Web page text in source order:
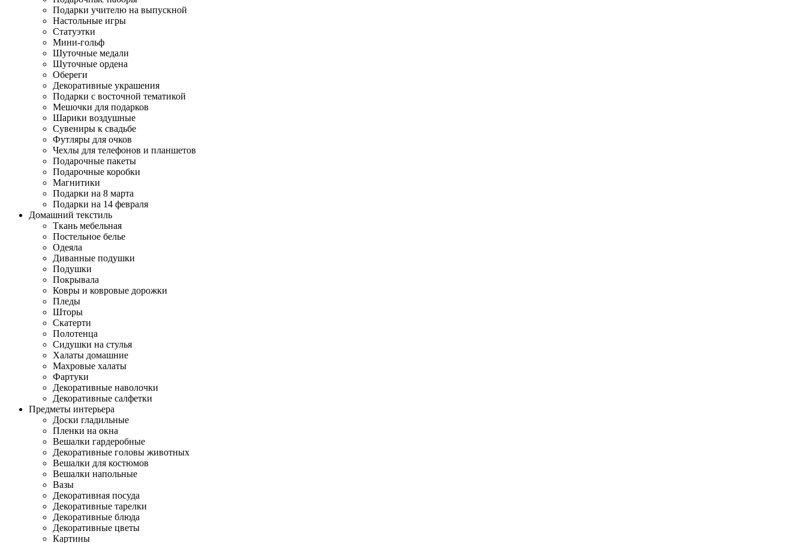
Подарки учителю на выпускной
Настольные игры
Статуэтки
Мини-гольф
Шуточные медали
Шуточные ордена
Обереги
Декоративные украшения
Подарки с восточной тематикой
Мешочки для подарков
Шарики воздушные
Сувениры к свадьбе
Футляры для очков
Чехлы для телефонов и планшетов
Подарочные пакеты
Подарочные коробки
Магнитики
Подарки на 8 марта
Подарки на 14 февраля
Домашний текстиль
Ткань мебельная
Постельное белье
Одеяла
Диванные подушки
Подушки
Покрывала
Ковры и ковровые дорожки
Пледы
Шторы
Скатерти
Полотенца
Сидушки на стулья
Халаты домашние
Махровые халаты
Фартуки
Декоративные наволочки
Декоративные салфетки
Предметы интерьера
Доски гладильные
Пленки на окна
Вешалки гардеробные
Декоративные головы животных
Вешалки для костюмов
Вешалки напольные
Вазы
Декоративная посуда
Декоративные тарелки
Декоративные блюда
Декоративные цветы
Картины